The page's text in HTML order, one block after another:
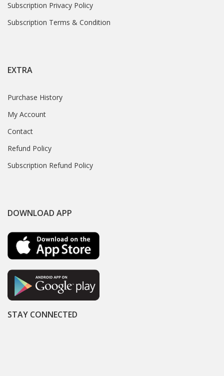
Subscription Privacy Policy
Subscription Terms & Condition
EXTRA
Purchase History
My Account
Contact
Refund Policy
Subscription Refund Policy
DOWNLOAD APP
STAY CONNECTED